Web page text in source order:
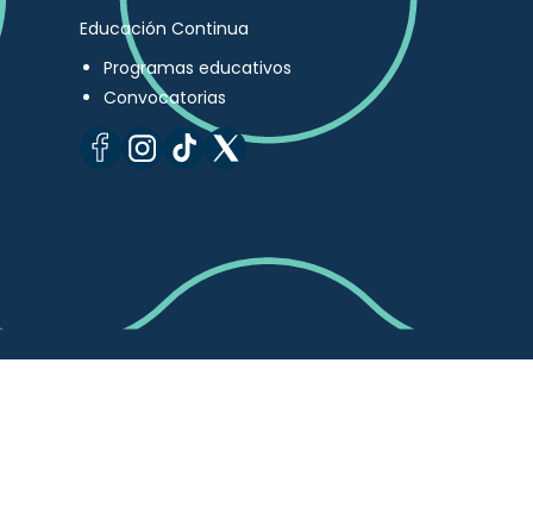
Educación Continua
Programas educativos
Convocatorias